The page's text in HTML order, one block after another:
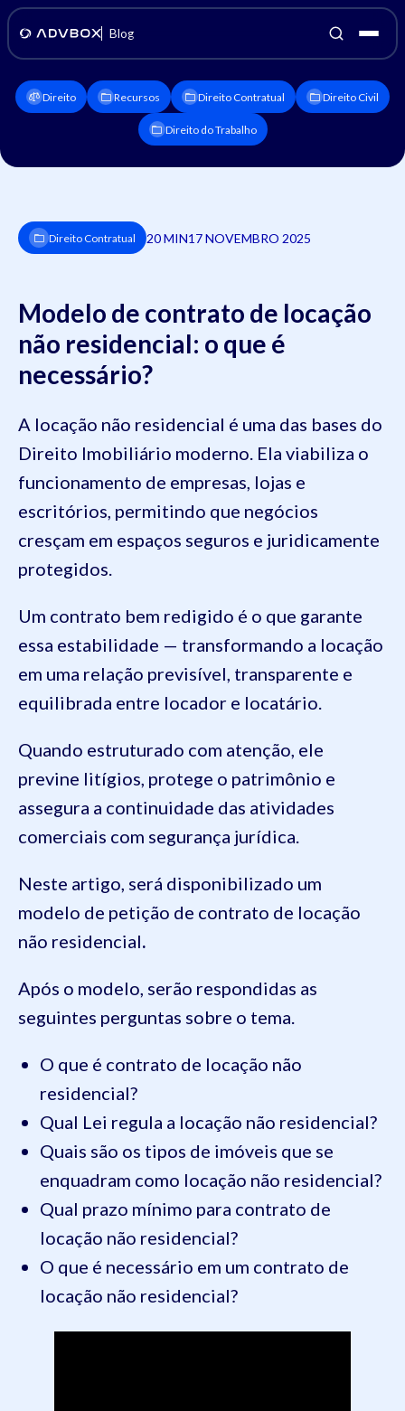
Blog
Direito Recursos Direito Contratual Direito Civil
Direito do Trabalho
Direito Contratual 20 MIN17 NOVEMBRO 2025
Modelo de contrato de locação
não residencial: o que é
necessário?
A locação não residencial é uma das bases do
Direito Imobiliário moderno. Ela viabiliza o
funcionamento de empresas, lojas e
escritórios, permitindo que negócios
cresçam em espaços seguros e juridicamente
protegidos.
Um contrato bem redigido é o que garante
essa estabilidade — transformando a locação
em uma relação previsível, transparente e
equilibrada entre locador e locatário.
Quando estruturado com atenção, ele
previne litígios, protege o patrimônio e
assegura a continuidade das atividades
comerciais com segurança jurídica.
Neste artigo, será disponibilizado um
modelo de petição de contrato de locação
não residencial.
Após o modelo, serão respondidas as
seguintes perguntas sobre o tema.
O que é contrato de locação não
residencial?
Qual Lei regula a locação não residencial?
Quais são os tipos de imóveis que se
enquadram como locação não residencial?
Qual prazo mínimo para contrato de
locação não residencial?
O que é necessário em um contrato de
locação não residencial?